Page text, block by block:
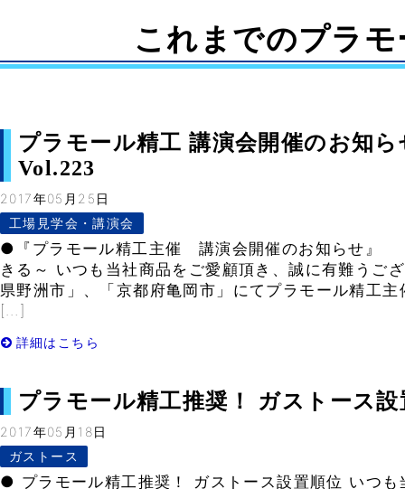
これまでのプラ
プラモール精工 講演会開催のお知
Vol.223
2017年05月25日
工場見学会・講演会
●『プラモール精工主催 講演会開催のお知らせ
きる～ いつも当社商品をご愛顧頂き、誠に有難うご
県野洲市」、「京都府亀岡市」にてプラモール精工
[…]
詳細はこちら
プラモール精工推奨！ ガストース
2017年05月18日
ガストース
● プラモール精工推奨！ ガストース設置順位 いつも